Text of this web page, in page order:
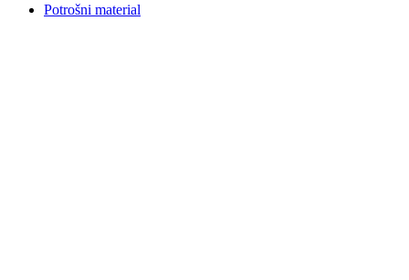
Potrošni material